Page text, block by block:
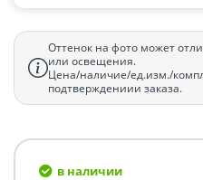
Оттенок на фото может
или освещения.
Цена/наличие/ед.изм./
подтверждениии заказа.
в наличии